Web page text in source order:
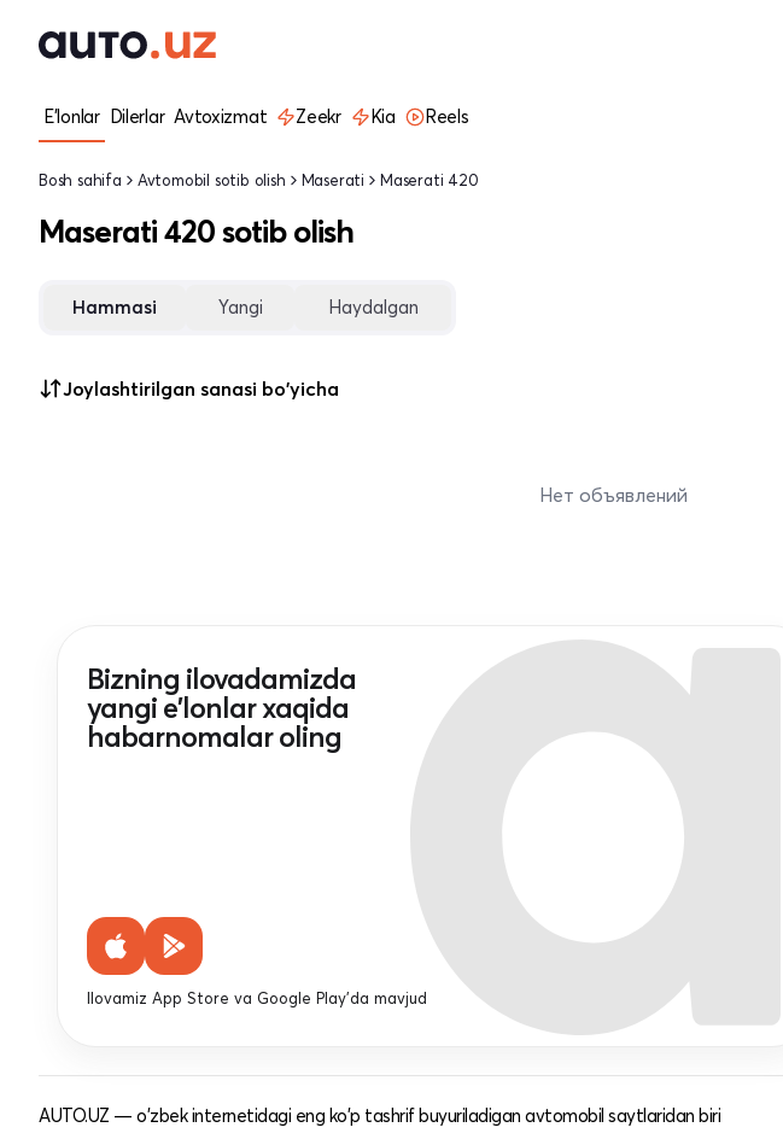
E'lonlar Dilerlar Avtoxizmat Zeekr Kia Reels
Bosh sahifa Avtomobil sotib olish Maserati Maserati 420
Maserati 420 sotib olish
Hammasi Yangi Haydalgan
Joylashtirilgan sanasi bo'yicha
Нет объявлений
Bizning ilovadamizda
yangi e'lonlar xaqida
habarnomalar oling
Ilovamiz App Store va Google Play'da mavjud
AUTO.UZ — o'zbek internetidagi eng ko'p tashrif buyuriladigan avtomobil saytlaridan biri